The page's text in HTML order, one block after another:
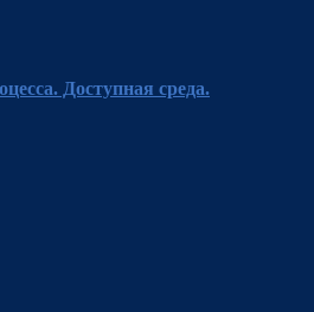
Доступная среда.